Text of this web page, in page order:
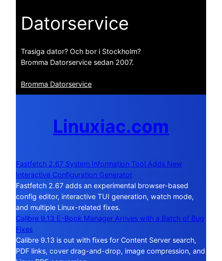
Datorservice
Trasiga dator? Och bor i Stockholm?
Bromma Datorservice sedan 2007.
Bromma Datorservice
Linuxiac.com
Fastfetch 2.67 System Information Tool Adds New
Interactive Configuration Generator
Fastfetch 2.67 adds an experimental browser-based
config editor, interactive TUI generation, watch mode,
and multiple Linux-related fixes.
Calibre 9.13 E-Book Manager Arrives with a Batch of Bug
Fixes
Calibre 9.13 is out with fixes for Content Server search,
PDF links, cover drag-and-drop, image compression, and